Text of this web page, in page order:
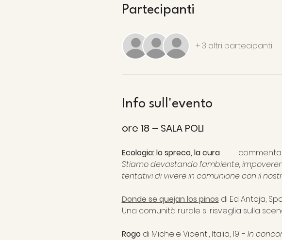
Partecipanti
+ 3 altri partecipanti
Info sull'evento
ore 18 – SALA POLI
Ecologia: lo spreco, la cura
Stiamo devastando l’ambiente,
tentativi di vivere in comunione con il
Donde se quejan los pinos di Ed Antoja,
Una comunità rurale si risveglia sulla
Rogo di Michele Vicenti, Italia, 19’ - In